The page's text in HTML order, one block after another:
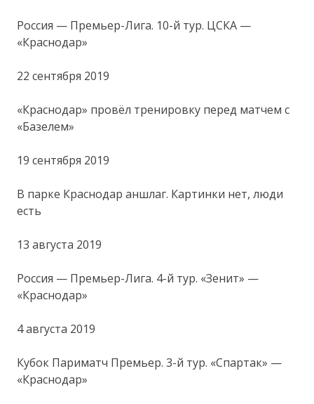
Россия — Премьер-Лига. 10-й тур. ЦСКА —
«Краснодар»
22 сентября 2019
«Краснодар» провёл тренировку перед матчем с
«Базелем»
19 сентября 2019
В парке Краснодар аншлаг. Картинки нет, люди
есть
13 августа 2019
Россия — Премьер-Лига. 4-й тур. «Зенит» —
«Краснодар»
4 августа 2019
Кубок Париматч Премьер. 3-й тур. «Спартак» —
«Краснодар»